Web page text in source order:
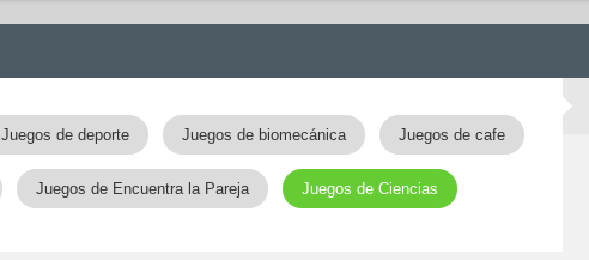
Juegos de deporte Juegos de biomecánica Juegos de cafe
Juegos de Encuentra la Pareja Juegos de Ciencias